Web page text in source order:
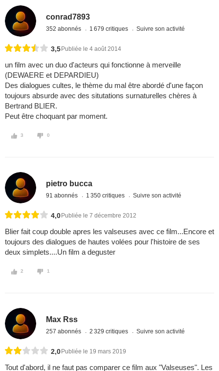
conrad7893
352 abonnés 1 679 critiques Suivre son activité
3,5 Publiée le 4 août 2014
un film avec un duo d'acteurs qui fonctionne à merveille
(DEWAERE et DEPARDIEU)
Des dialogues cultes, le thème du mal être abordé d'une façon
toujours absurde avec des situtations surnaturelles chères à
Bertrand BLIER.
Peut être choquant par moment.
3 0
pietro bucca
91 abonnés 1 350 critiques Suivre son activité
4,0 Publiée le 7 décembre 2012
Blier fait coup double apres les valseuses avec ce film...Encore et
toujours des dialogues de hautes volées pour l'histoire de ses
deux simplets....Un film a deguster
2 1
Max Rss
257 abonnés 2 329 critiques Suivre son activité
2,0 Publiée le 19 mars 2019
Tout d'abord, il ne faut pas comparer ce film aux "Valseuses". Les